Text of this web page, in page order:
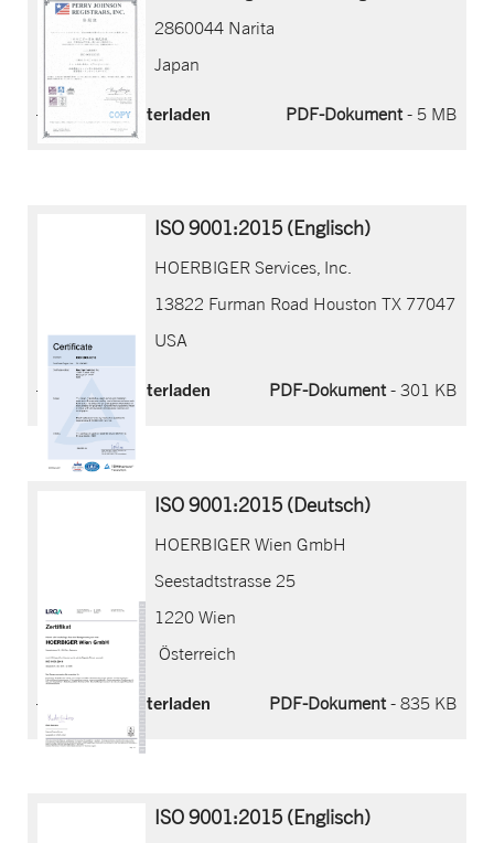
2860044 Narita
Japan
Jetzt herunterladen PDF-Dokument- 5 MB
ISO 9001:2015 (Englisch)
HOERBIGER Services, Inc.
13822 Furman Road Houston TX 77047
USA
Jetzt herunterladen PDF-Dokument- 301 KB
ISO 9001:2015 (Deutsch)
HOERBIGER Wien GmbH
Seestadtstrasse 25
1220 Wien
Österreich
Jetzt herunterladen PDF-Dokument- 835 KB
ISO 9001:2015 (Englisch)